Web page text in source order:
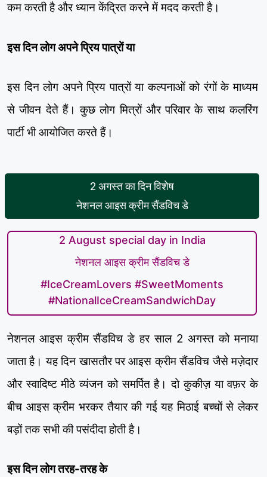
कम करती है और ध्यान केंद्रित करने में मदद करती है।
इस दिन लोग अपने प्रिय पात्रों या
इस दिन लोग अपने प्रिय पात्रों या कल्पनाओं को रंगों के माध्यम
से जीवन देते हैं। कुछ लोग मित्रों और परिवार के साथ कलरिंग
पार्टी भी आयोजित करते हैं।
2 अगस्त का दिन विशेष
नेशनल आइस क्रीम सैंडविच डे
2 August special day in India
नेशनल आइस क्रीम सैंडविच डे
#IceCreamLovers #SweetMoments
#NationalIceCreamSandwichDay
नेशनल आइस क्रीम सैंडविच डे हर साल 2 अगस्त को मनाया
जाता है। यह दिन खासतौर पर आइस क्रीम सैंडविच जैसे मज़ेदार
और स्वादिष्ट मीठे व्यंजन को समर्पित है। दो कुकीज़ या वफ़र के
बीच आइस क्रीम भरकर तैयार की गई यह मिठाई बच्चों से लेकर
बड़ों तक सभी की पसंदीदा होती है।
इस दिन लोग तरह-तरह के